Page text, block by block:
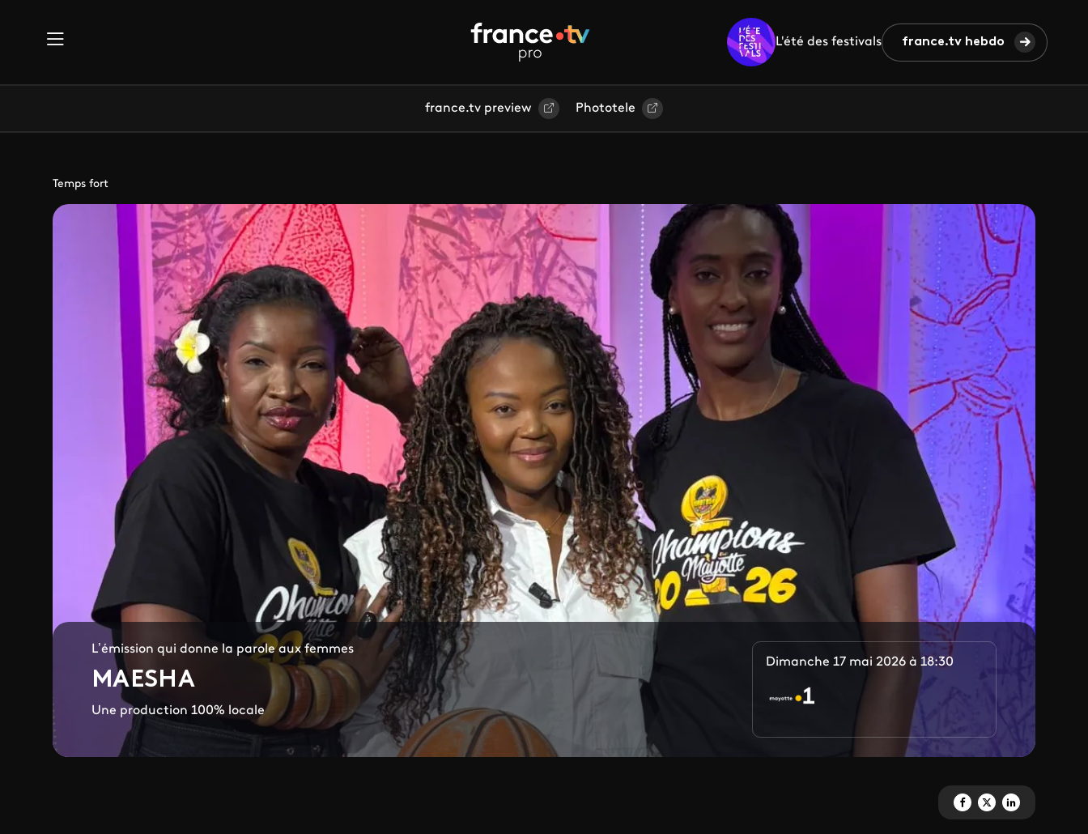
L'été des festivals france.tv hebdo
france.tv preview Phototele
Temps fort
L’émission qui donne la parole aux femmes
MAESHA
Une production 100% locale
Dimanche 17 mai 2026 à 18:30
Partagez ' MAESHA' sur
Partagez ' MAESHA' sur X
Partagez '